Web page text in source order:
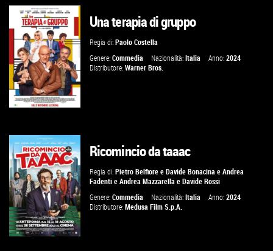
GUARDA IL TRAILER
VAI ALLA SCHEDA
Una terapia di gruppo
Regia di:Paolo Costella
Genere:Commedia Nazionalità:Italia Anno:2024
Distributore:Warner Bros.
Ricomincio da taaac
Regia di:Pietro Belfiore eDavide Bonacina eAndrea
Fadenti eAndrea Mazzarella eDavide Rossi
Genere:Commedia Nazionalità:Italia Anno:2024
Distributore:Medusa Film S.p.A.